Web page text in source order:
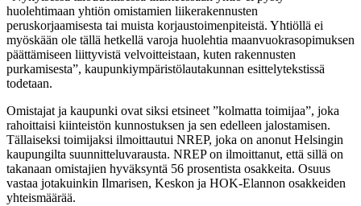
huolehtimaan yhtiön omistamien liikerakennusten
peruskorjaamisesta tai muista korjaustoimenpiteistä. Yhtiöllä ei
myöskään ole tällä hetkellä varoja huolehtia maanvuokrasopimuksen
päättämiseen liittyvistä velvoitteistaan, kuten rakennusten
purkamisesta”, kaupunkiympäristölautakunnan esittelytekstissä
todetaan.
Omistajat ja kaupunki ovat siksi etsineet ”kolmatta toimijaa”, joka
rahoittaisi kiinteistön kunnostuksen ja sen edelleen jalostamisen.
Tällaiseksi toimijaksi ilmoittautui NREP, joka on anonut Helsingin
kaupungilta suunnitteluvarausta. NREP on ilmoittanut, että sillä on
takanaan omistajien hyväksyntä 56 prosentista osakkeita. Osuus
vastaa jotakuinkin Ilmarisen, Keskon ja HOK-Elannon osakkeiden
yhteismäärää.